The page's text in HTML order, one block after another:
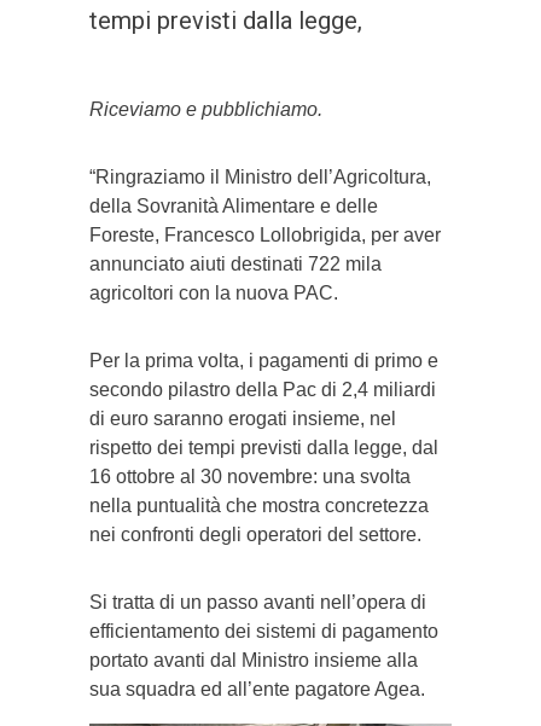
tempi previsti dalla legge,
Riceviamo e pubblichiamo.
“Ringraziamo il Ministro dell’Agricoltura,
della Sovranità Alimentare e delle
Foreste, Francesco Lollobrigida, per aver
annunciato aiuti destinati 722 mila
agricoltori con la nuova PAC.
Per la prima volta, i pagamenti di primo e
secondo pilastro della Pac di 2,4 miliardi
di euro saranno erogati insieme, nel
rispetto dei tempi previsti dalla legge, dal
16 ottobre al 30 novembre: una svolta
nella puntualità che mostra concretezza
nei confronti degli operatori del settore.
Si tratta di un passo avanti nell’opera di
efficientamento dei sistemi di pagamento
portato avanti dal Ministro insieme alla
sua squadra ed all’ente pagatore Agea.